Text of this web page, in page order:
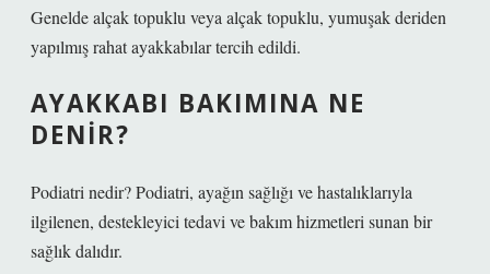
Genelde alçak topuklu veya alçak topuklu, yumuşak deriden
yapılmış rahat ayakkabılar tercih edildi.
AYAKKABI BAKIMINA NE
DENIR?
Podiatri nedir? Podiatri, ayağın sağlığı ve hastalıklarıyla
ilgilenen, destekleyici tedavi ve bakım hizmetleri sunan bir
sağlık dalıdır.